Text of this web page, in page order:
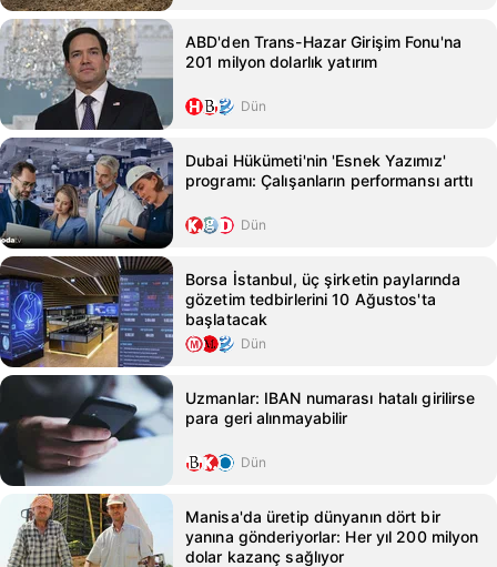
ABD'den Trans-Hazar Girişim Fonu'na
201 milyon dolarlık yatırım
Dün
Dubai Hükümeti'nin 'Esnek Yazımız'
programı: Çalışanların performansı arttı
Dün
Borsa İstanbul, üç şirketin paylarında
gözetim tedbirlerini 10 Ağustos'ta
başlatacak
Dün
Uzmanlar: IBAN numarası hatalı girilirse
para geri alınmayabilir
Dün
Manisa'da üretip dünyanın dört bir
yanına gönderiyorlar: Her yıl 200 milyon
dolar kazanç sağlıyor